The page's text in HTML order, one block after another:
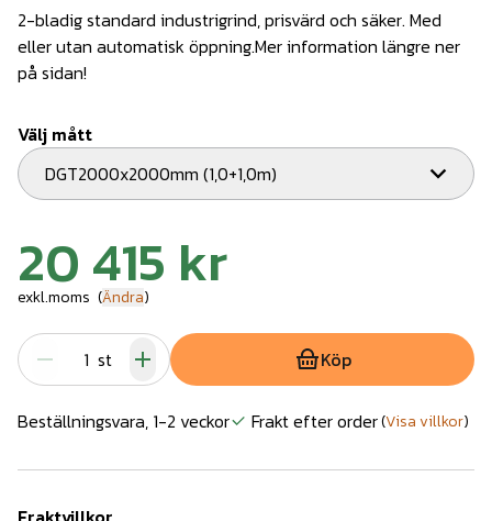
2-bladig standard industrigrind, prisvärd och säker. Med
eller utan automatisk öppning.Mer information längre ner
på sidan!
Välj mått
DGT2000x2000mm (1,0+1,0m)
20 415 kr
exkl.moms (Ändra)
st Köp
Beställningsvara, 1-2 veckor Frakt efter order(Visa villkor)